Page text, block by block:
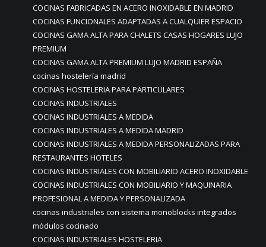
COCINAS FABRICADAS EN ACERO INOXIDABLE EN MADRID
COCINAS FUNCIONALES ADAPTADAS A CUALQUIER ESPACIO
COCINAS GAMA ALTA PARA CHALETS CASAS HOGARES LUJO
PREMIUM
COCINAS GAMA ALTA PREMIUM LUJO MADRID ESPAÑA
cocinas hostelería madrid
COCINAS HOSTELERIA PARA PARTICULARES
COCINAS INDUSTRIALES
COCINAS INDUSTRIALES A MEDIDA
COCINAS INDUSTRIALES A MEDIDA MADRID
COCINAS INDUSTRIALES A MEDIDA PERSONALIZADAS PARA
RESTAURANTES HOTELES
COCINAS INDUSTRIALES CON MOBILIARIO ACERO INOXIDABLE
COCINAS INDUSTRIALES CON MOBILIARIO Y MAQUINARIA
PROFESIONAL A MEDIDA Y PERSONALIZADA
cocinas industriales con sistema monoblocks integrados
módulos cocinado
COCINAS INDUSTRIALES HOSTELERIA